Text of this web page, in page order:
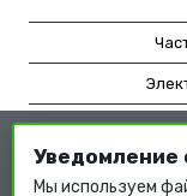
Уведомление
Мы используем